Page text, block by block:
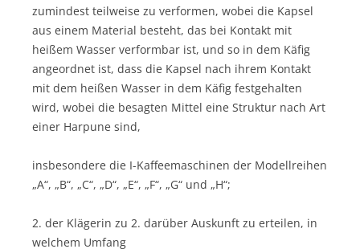
zumindest teilweise zu verformen, wobei die Kapsel
aus einem Material besteht, das bei Kontakt mit
heißem Wasser verformbar ist, und so in dem Käfig
angeordnet ist, dass die Kapsel nach ihrem Kontakt
mit dem heißen Wasser in dem Käfig festgehalten
wird, wobei die besagten Mittel eine Struktur nach Art
einer Harpune sind,
insbesondere die I-Kaffeemaschinen der Modellreihen
„A“, „B“, „C“, „D“, „E“, „F“, „G“ und „H“;
2. der Klägerin zu 2. darüber Auskunft zu erteilen, in
welchem Umfang